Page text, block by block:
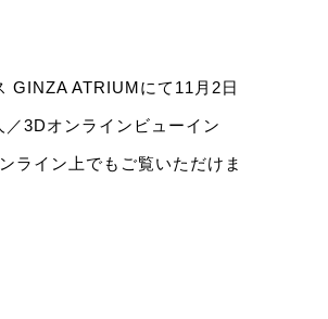
GINZA ATRIUMにて11月2日
3Dオンラインビューイン
ライン上でもご覧いただけま